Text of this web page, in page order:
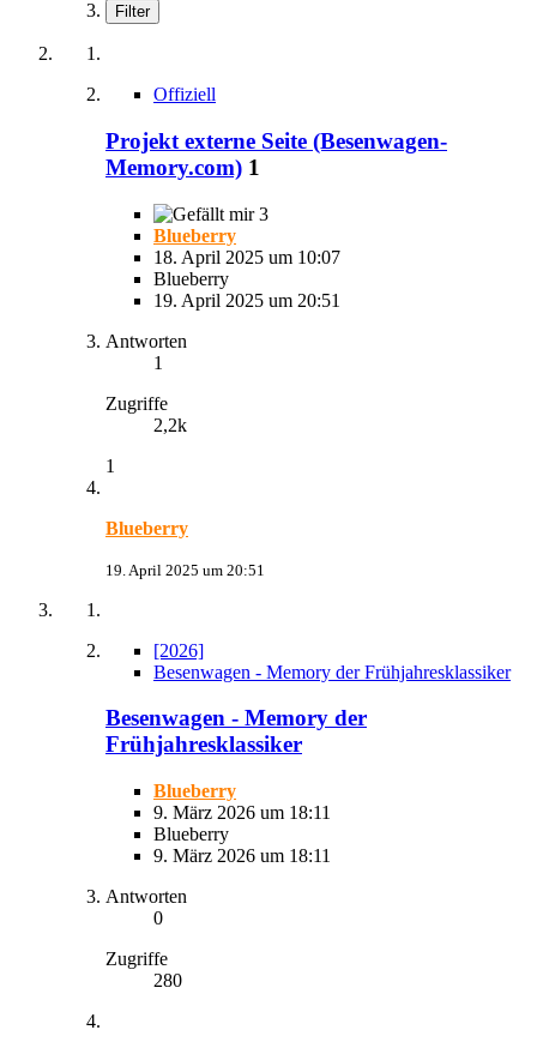
Filter
Offiziell
Projekt externe Seite (Besenwagen-
Memory.com) 1
3
Blueberry
18. April 2025 um 10:07
Blueberry
19. April 2025 um 20:51
Antworten
1
Zugriffe
2,2k
1
Blueberry
19. April 2025 um 20:51
[2026]
Besenwagen - Memory der Frühjahresklassiker
Besenwagen - Memory der
Frühjahresklassiker
Blueberry
9. März 2026 um 18:11
Blueberry
9. März 2026 um 18:11
Antworten
0
Zugriffe
280